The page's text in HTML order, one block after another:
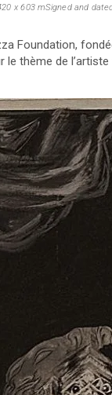
x 603 mSigned and
Foundation,
thème de